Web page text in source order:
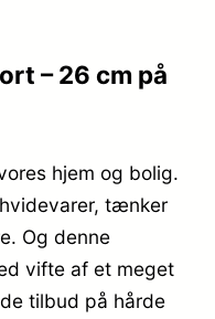
– 26 cm på
hjem og bolig.
tænker
Og denne
vifte af et meget
tilbud på hårde